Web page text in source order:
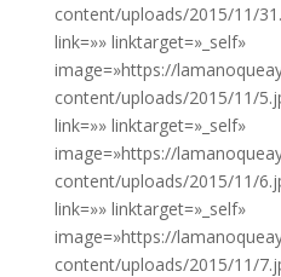
content/uploads/2015/11/
link=»» linktarget=»_self»
image=»https://
content/uploads/2015/11/
link=»» linktarget=»_self»
image=»https://
content/uploads/2015/11/
link=»» linktarget=»_self»
image=»https://
content/uploads/2015/11/